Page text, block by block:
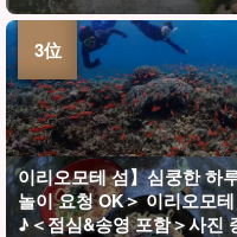
이리오모테 섬】심쿵한 하
놀이 요청 OK＞ 이리오모
♪＜점심&송영 포함＞사진